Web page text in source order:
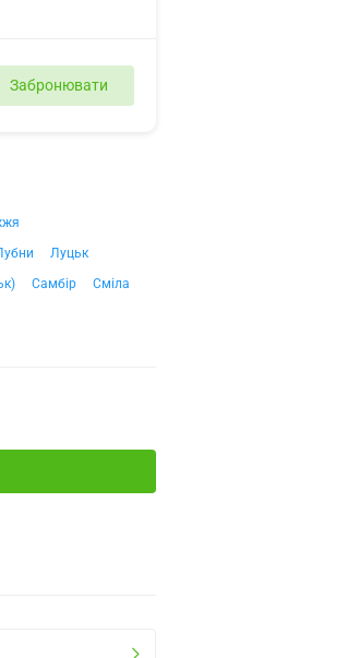
Забронювати
Луцьк
Самбір
Сміла